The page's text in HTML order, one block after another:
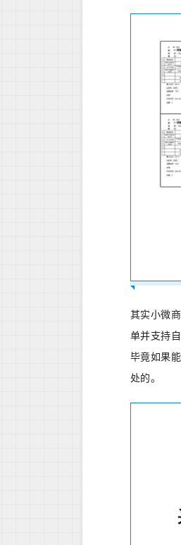
其实小微
单并支持
毕竟如果
处的。